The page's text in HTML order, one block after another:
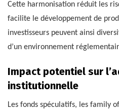
Cette harmonisation réduit les
facilite le développement de
investisseurs peuvent ainsi
d’un environnement
Impact potentiel sur
institutionnelle
Les fonds spéculatifs, les family